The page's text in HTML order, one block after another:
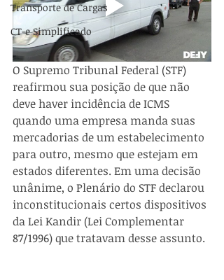
Transporte de Cargas
CT-e Simplificado
O Supremo Tribunal Federal (STF)
reafirmou sua posição de que não
deve haver incidência de ICMS
quando uma empresa manda suas
mercadorias de um estabelecimento
para outro, mesmo que estejam em
estados diferentes. Em uma decisão
unânime, o Plenário do STF declarou
inconstitucionais certos dispositivos
da Lei Kandir (Lei Complementar
87/1996) que tratavam desse assunto.